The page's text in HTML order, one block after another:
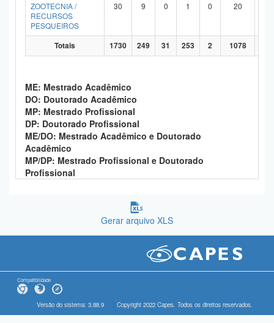
ZOOTECNIA /
RECURSOS
PESQUEIROS
30 9 0 1 0 20
Totais 1730 249 31 253 2 1078
ME: Mestrado Acadêmico
DO: Doutorado Acadêmico
MP: Mestrado Profissional
DP: Doutorado Profissional
ME/DO: Mestrado Acadêmico e Doutorado
Acadêmico
MP/DP: Mestrado Profissional e Doutorado
Profissional
Gerar arquivo XLS
Compatibilidade
Versão do sistema: 3.88.9 Copyright 2022 Capes. Todos os direitos reservados.